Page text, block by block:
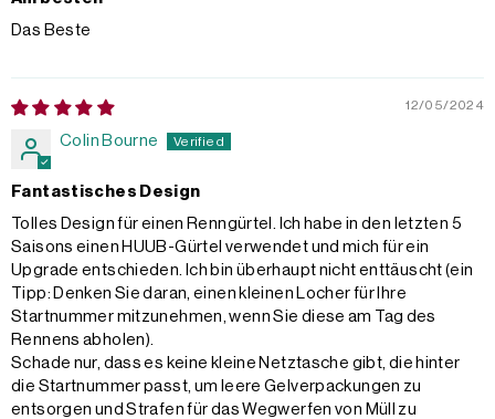
Das Beste
12/05/2024
Colin Bourne
Fantastisches Design
Tolles Design für einen Renngürtel. Ich habe in den letzten 5
Saisons einen HUUB-Gürtel verwendet und mich für ein
Upgrade entschieden. Ich bin überhaupt nicht enttäuscht (ein
Tipp: Denken Sie daran, einen kleinen Locher für Ihre
Startnummer mitzunehmen, wenn Sie diese am Tag des
Rennens abholen).
Schade nur, dass es keine kleine Netztasche gibt, die hinter
die Startnummer passt, um leere Gelverpackungen zu
entsorgen und Strafen für das Wegwerfen von Müll zu